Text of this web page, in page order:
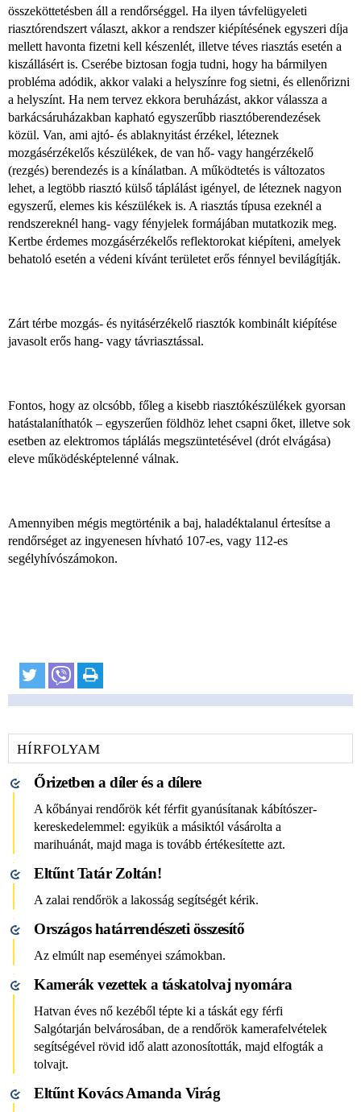
összeköttetésben áll a rendőrséggel. Ha ilyen távfelügyeleti
riasztórendszert választ, akkor a rendszer kiépítésének egyszeri díja
mellett havonta fizetni kell készenlét, illetve téves riasztás esetén a
kiszállásért is. Cserébe biztosan fogja tudni, hogy ha bármilyen
probléma adódik, akkor valaki a helyszínre fog sietni, és ellenőrizni
a helyszínt. Ha nem tervez ekkora beruházást, akkor válassza a
barkácsáruházakban kapható egyszerűbb riasztóberendezések
közül. Van, ami ajtó- és ablaknyitást érzékel, léteznek
mozgásérzékelős készülékek, de van hő- vagy hangérzékelő
(rezgés) berendezés is a kínálatban. A működtetés is változatos
lehet, a legtöbb riasztó külső táplálást igényel, de léteznek nagyon
egyszerű, elemes kis készülékek is. A riasztás típusa ezeknél a
rendszereknél hang- vagy fényjelek formájában mutatkozik meg.
Kertbe érdemes mozgásérzékelős reflektorokat kiépíteni, amelyek
behatoló esetén a védeni kívánt területet erős fénnyel bevilágítják.
Zárt térbe mozgás- és nyitásérzékelő riasztók kombinált kiépítése
javasolt erős hang- vagy távriasztással.
Fontos, hogy az olcsóbb, főleg a kisebb riasztókészülékek gyorsan
hatástalaníthatók – egyszerűen földhöz lehet csapni őket, illetve sok
esetben az elektromos táplálás megszüntetésével (drót elvágása)
eleve működésképtelenné válnak.
Amennyiben mégis megtörténik a baj, haladéktalanul értesítse a
rendőrséget az ingyenesen hívható 107-es, vagy 112-es
segélyhívószámokon.
HÍRFOLYAM
Őrizetben a díler és a dílere
A kőbányai rendőrök két férfit gyanúsítanak kábítószer-
kereskedelemmel: egyikük a másiktól vásárolta a
marihuánát, majd maga is tovább értékesítette azt.
Eltűnt Tatár Zoltán!
A zalai rendőrök a lakosság segítségét kérik.
Országos határrendészeti összesítő
Az elmúlt nap eseményei számokban.
Kamerák vezettek a táskatolvaj nyomára
Hatvan éves nő kezéből tépte ki a táskát egy férfi
Salgótarján belvárosában, de a rendőrök kamerafelvételek
segítségével rövid idő alatt azonosították, majd elfogták a
tolvajt.
Eltűnt Kovács Amanda Virág